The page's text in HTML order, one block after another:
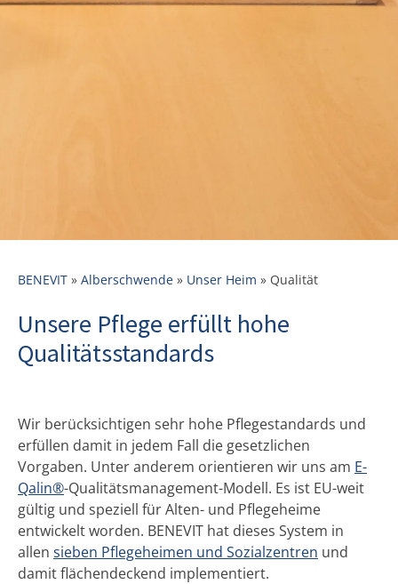
BENEVIT » Alberschwende » Unser Heim » Qualität
Unsere Pflege erfüllt hohe
Qualitätsstandards
Wir berücksichtigen sehr hohe Pflegestandards und
erfüllen damit in jedem Fall die gesetzlichen
Vorgaben. Unter anderem orientieren wir uns am E-
Qalin®-Qualitätsmanagement-Modell. Es ist EU-weit
gültig und speziell für Alten- und Pflegeheime
entwickelt worden. BENEVIT hat dieses System in
allen sieben Pflegeheimen und Sozialzentren und
damit flächendeckend implementiert.